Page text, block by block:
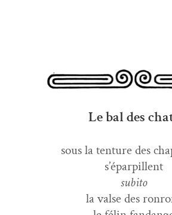
Le bal des
sous la ten­ture des
s’éparpillent
subito
la valse des